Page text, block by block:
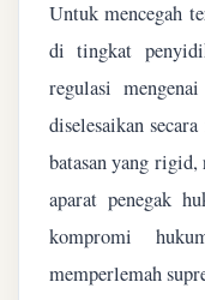
Untuk mencegah
di tingkat
regulasi
diselesaikan
batasan yang
aparat penegak
kompromi
memperlemah